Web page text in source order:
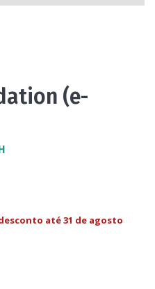
(e-
até 31 de agosto